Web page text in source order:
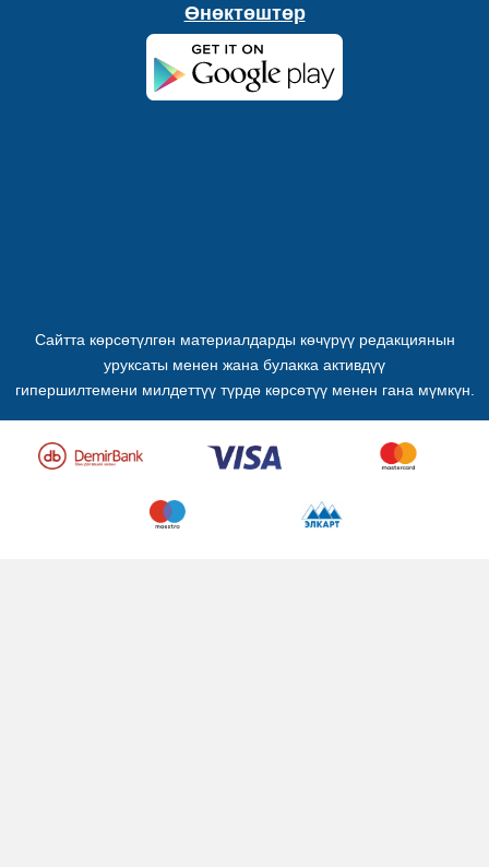
Өнөктөштөр
Сайтта көрсөтүлгөн материалдарды көчүрүү редакциянын
уруксаты менен жана булакка активдүү
гипершилтемени милдеттүү түрдө көрсөтүү менен гана мүмкүн.